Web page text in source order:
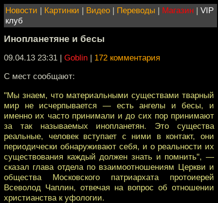
Новости | Картинки | Видео | Переводы | Магазин | VIP
клуб
Инопланетяне и бесы
09.04.13 23:31 | Goblin | 172 комментария
С мест сообщают:
"Мы знаем, что материальными существами тварный
мир не исчерпывается — есть ангелы и бесы, и
именно их часто принимали и до сих пор принимают
за так называемых инопланетян. Это существа
реальные, человек вступает с ними в контакт, они
периодически обнаруживают себя, и о реальности их
существования каждый должен знать и помнить", —
сказал глава отдела по взаимоотношениям Церкви и
общества Московского патриархата протоиерей
Всеволод Чаплин, отвечая на вопрос об отношении
христианства к уфологии.